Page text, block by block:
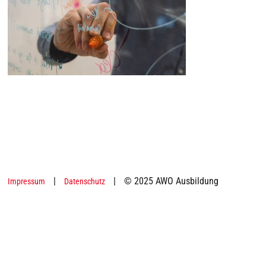
Impressum | Datenschutz | © 2025 AWO Ausbildung